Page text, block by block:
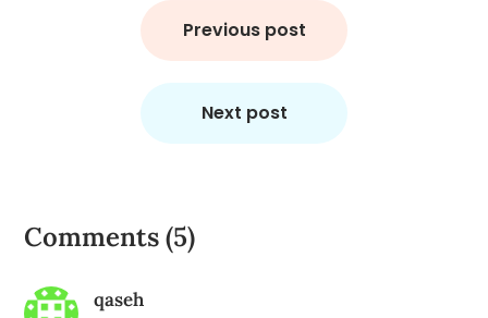
Previous post
Next post
Comments (5)
qaseh